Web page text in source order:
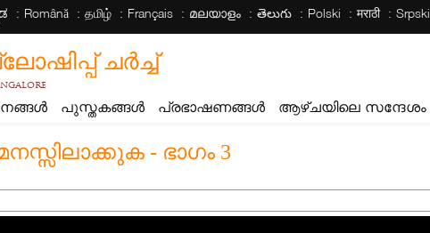
Română தமிழ் Français മലയാളം తెలుగు Polski मराठी Srpski
ചര്‍ച്ച്
പുസ്തകങ്ങൾ പ്രഭാഷണങ്ങൾ ആഴ്ചയിലെ സന്ദേശം
- ഭാഗം 3